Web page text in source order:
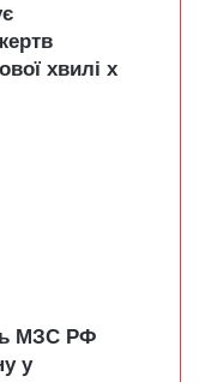
хвилі х
МЗС РФ
у